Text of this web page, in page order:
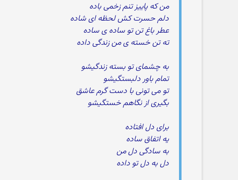
من که پاییز تنم زخمی باده
دلم حسرت کش لحظه ای شاده
عطر باغ تن تو ساده ی ساده
ته تن خسته ی من زندگی داده
به چشمای تو بسته زندگیشو
تمام باور دلبستگیشو
تو می تونی با دست گرم عاشق
بگیری از نگاهم خستگیشو
برای دل افتاده
یه اتفاق ساده
به سادگی دل من
دل به دل تو داده